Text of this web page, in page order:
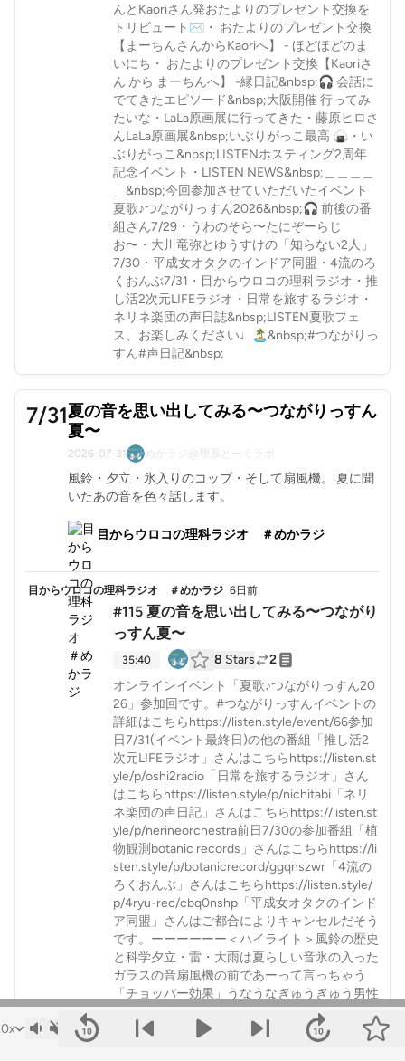
んとKaoriさん発おたよりのプレゼント交換を
トリビュート✉️・ おたよりのプレゼント交換
【まーちんさんからKaoriへ】 - ほどほどのま
いにち・ おたよりのプレゼント交換【Kaoriさ
ん から まーちんへ】 -縁日記&nbsp;🎧 会話に
でてきたエピソード&nbsp;大阪開催 行ってみ
たいな・LaLa原画展に行ってきた・藤原ヒロさ
んLaLa原画展&nbsp;いぶりがっこ最高 🍙・い
ぶりがっこ&nbsp;LISTENホスティング2周年
記念イベント・LISTEN NEWS&nbsp;＿＿＿＿
＿&nbsp;今回参加させていただいたイベント
夏歌♪つながりっすん2026&nbsp;🎧 前後の番
組さん7/29・うわのそら〜たにぞーらじ
お〜・大川竜弥とゆうすけの「知らない2人」
7/30・平成女オタクのインドア同盟・4流のろ
くおんぶ7/31・目からウロコの理科ラジオ・推
し活2次元LIFEラジオ・日常を旅するラジオ・
ネリネ楽団の声日誌&nbsp;LISTEN夏歌フェ
ス、お楽しみください♩🏝️&nbsp;#つながりっ
すん#声日記&nbsp;
7/31夏の音を思い出してみる〜つながりっすん
夏〜
2026-07-31 めかラジ@理系とーくラボ
風鈴・夕立・氷入りのコップ・そして扇風機。 夏に聞
いたあの音を色々話します。
目からウロコの理科ラジオ ＃めかラジ
目からウロコの理科ラジオ ＃めかラジ 6日前
#115 夏の音を思い出してみる〜つながり
っすん夏〜
35:40 8 Stars
2
オンラインイベント「夏歌♪つながりっすん20
26」参加回です。#つながりっすんイベントの
詳細はこちらhttps://listen.style/event/66参加
日7/31(イベント最終日)の他の番組「推し活2
次元LIFEラジオ」さんはこちらhttps://listen.st
yle/p/oshi2radio「日常を旅するラジオ」さん
はこちらhttps://listen.style/p/nichitabi「ネリ
ネ楽団の声日記」さんはこちらhttps://listen.st
yle/p/nerineorchestra前日7/30の参加番組「植
物観測botanic records」さんはこちらhttps://li
sten.style/p/botanicrecord/ggqnszwr「4流の
ろくおんぶ」さんはこちらhttps://listen.style/
p/4ryu-rec/cbq0nshp「平成女オタクのインド
ア同盟」さんはご都合によりキャンセルだそう
です。ーーーーーー＜ハイライト＞風鈴の歴史
と科学夕立・雷・大雨は夏らしい音氷の入った
ガラスの音扇風機の前であーって言っちゃう
「チョッパー効果」うなうなぎゅうぎゅう男性
の声・女性の声＜参照URL＞風鈴の歴史や効果
とは？音に癒される「風鈴」について徹底的に